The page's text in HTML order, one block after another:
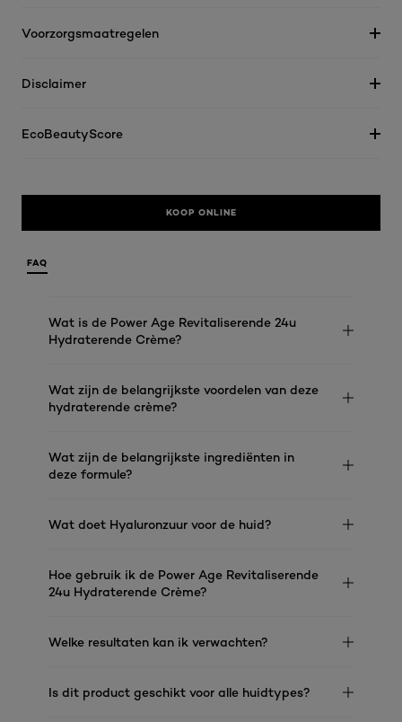
Voorzorgsmaatregelen
Disclaimer
EcoBeautyScore
KOOP ONLINE
FAQ
Wat is de Power Age Revitaliserende 24u
Hydraterende Crème?
Wat zijn de belangrijkste voordelen van deze
hydraterende crème?
Wat zijn de belangrijkste ingrediënten in
deze formule?
Wat doet Hyaluronzuur voor de huid?
Hoe gebruik ik de Power Age Revitaliserende
24u Hydraterende Crème?
Welke resultaten kan ik verwachten?
Is dit product geschikt voor alle huidtypes?